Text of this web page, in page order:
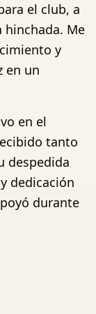
el club, a
Me
y
en un
en el
tanto
despedida
dedicación
durante